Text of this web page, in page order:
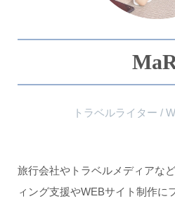
トラベルライター /
旅行会社やトラベルメディアな
ィング支援やWEBサイト制作に